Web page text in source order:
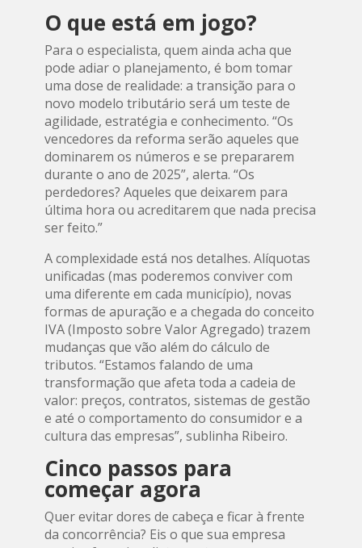
O que está em jogo?
Para o especialista, quem ainda acha que
pode adiar o planejamento, é bom tomar
uma dose de realidade: a transição para o
novo modelo tributário será um teste de
agilidade, estratégia e conhecimento. “Os
vencedores da reforma serão aqueles que
dominarem os números e se prepararem
durante o ano de 2025”, alerta. “Os
perdedores? Aqueles que deixarem para
última hora ou acreditarem que nada precisa
ser feito.”
A complexidade está nos detalhes. Alíquotas
unificadas (mas poderemos conviver com
uma diferente em cada município), novas
formas de apuração e a chegada do conceito
IVA (Imposto sobre Valor Agregado) trazem
mudanças que vão além do cálculo de
tributos. “Estamos falando de uma
transformação que afeta toda a cadeia de
valor: preços, contratos, sistemas de gestão
e até o comportamento do consumidor e a
cultura das empresas”, sublinha Ribeiro.
Cinco passos para
começar agora
Quer evitar dores de cabeça e ficar à frente
da concorrência? Eis o que sua empresa